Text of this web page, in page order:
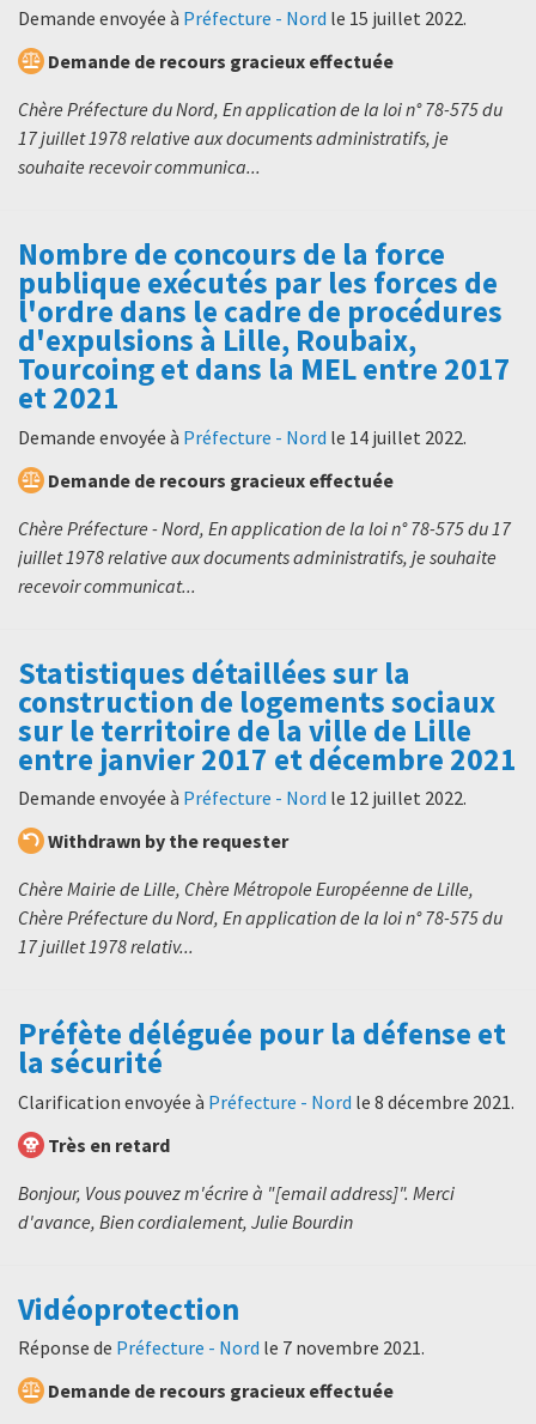
Demande envoyée à Préfecture - Nord le 15 juillet 2022.
Demande de recours gracieux effectuée
Chère Préfecture du Nord, En application de la loi n° 78-575 du
17 juillet 1978 relative aux documents administratifs, je
souhaite recevoir communica...
Nombre de concours de la force
publique exécutés par les forces de
l'ordre dans le cadre de procédures
d'expulsions à Lille, Roubaix,
Tourcoing et dans la MEL entre 2017
et 2021
Demande envoyée à Préfecture - Nord le 14 juillet 2022.
Demande de recours gracieux effectuée
Chère Préfecture - Nord, En application de la loi n° 78-575 du 17
juillet 1978 relative aux documents administratifs, je souhaite
recevoir communicat...
Statistiques détaillées sur la
construction de logements sociaux
sur le territoire de la ville de Lille
entre janvier 2017 et décembre 2021
Demande envoyée à Préfecture - Nord le 12 juillet 2022.
Withdrawn by the requester
Chère Mairie de Lille, Chère Métropole Européenne de Lille,
Chère Préfecture du Nord, En application de la loi n° 78-575 du
17 juillet 1978 relativ...
Préfète déléguée pour la défense et
la sécurité
Clarification envoyée à Préfecture - Nord le 8 décembre 2021.
Très en retard
Bonjour, Vous pouvez m'écrire à "[email address]". Merci
d'avance, Bien cordialement, Julie Bourdin
Vidéoprotection
Réponse de Préfecture - Nord le 7 novembre 2021.
Demande de recours gracieux effectuée